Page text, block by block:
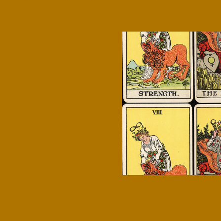
Universidad de los Andes | Vigilada
jurídica: Resolución 28 del 23 de febrero
Teléfono
[+57] (601) 339 4949